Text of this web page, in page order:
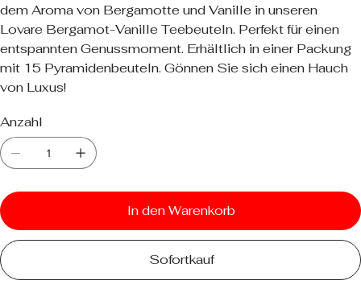
dem Aroma von Bergamotte und Vanille in unseren
Lovare Bergamot-Vanille Teebeuteln. Perfekt für einen
entspannten Genussmoment. Erhältlich in einer Packung
mit 15 Pyramidenbeuteln. Gönnen Sie sich einen Hauch
von Luxus!
Anzahl
In den Warenkorb
Sofortkauf